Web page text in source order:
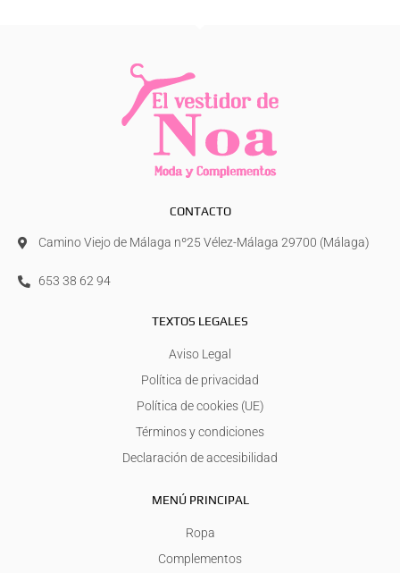
CONTACTO
Camino Viejo de Málaga nº25 Vélez-Málaga 29700 (Málaga)
653 38 62 94
TEXTOS LEGALES
Aviso Legal
Política de privacidad
Política de cookies (UE)
Términos y condiciones
Declaración de accesibilidad
MENÚ PRINCIPAL
Ropa
Complementos